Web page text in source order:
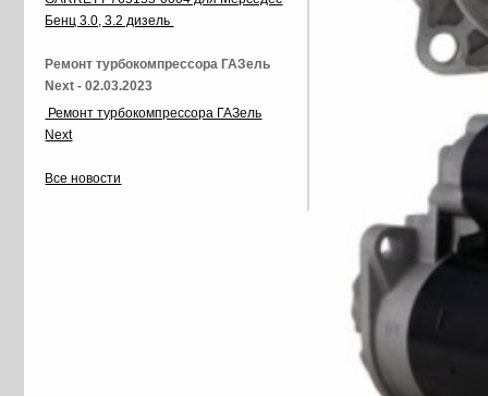
Бенц 3.0, 3.2 дизель
Ремонт турбокомпрессора ГАЗель
Next - 02.03.2023
Ремонт турбокомпрессора ГАЗель
Next
Все новости